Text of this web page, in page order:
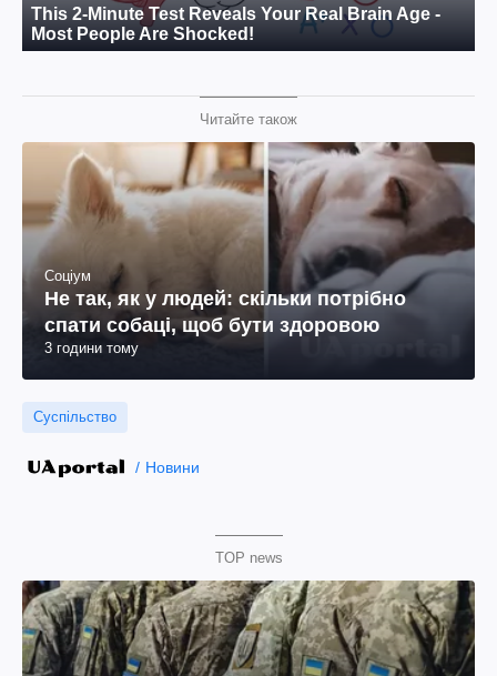
Читайте також
Соціум
Не так, як у людей: скільки потрібно
спати собаці, щоб бути здоровою
3 години тому
Суспільство
Новини
TOP news